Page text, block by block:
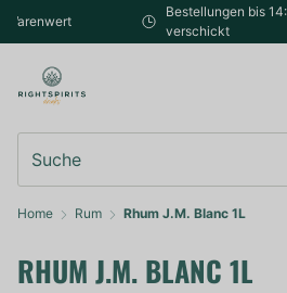
Bestellungen bis 14:00 Uhr (Mo-Fr)
verschickt
Home Rum Rhum J.M. Blanc 1L
RHUM J.M. BLANC 1L